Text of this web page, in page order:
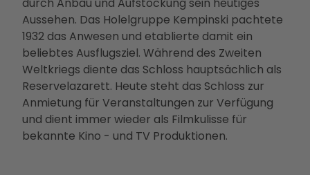
nstal
tung
en
Press
e &
Medi
ense
rvice
Aussehen. Das Holelgruppe Kempinski pachtete
1932 das Anwesen und etablierte damit ein
beliebtes Ausflugsziel. Während des Zweiten
Weltkriegs diente das Schloss hauptsächlich als
Reservelazarett. Heute steht das Schloss zur
Anmietung für Veranstaltungen zur Verfügung
und dient immer wieder als Filmkulisse für
bekannte Kino - und TV Produktionen.